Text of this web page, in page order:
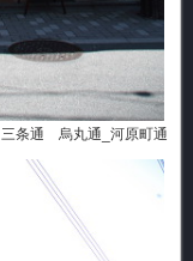
三条通 烏丸通_河原町通